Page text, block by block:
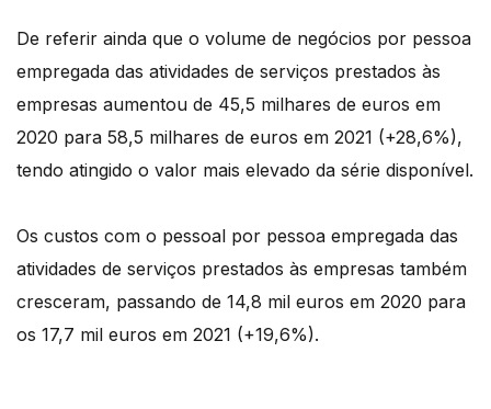
De referir ainda que o volume de negócios por pessoa
empregada das atividades de serviços prestados às
empresas aumentou de 45,5 milhares de euros em
2020 para 58,5 milhares de euros em 2021 (+28,6%),
tendo atingido o valor mais elevado da série disponível.
Os custos com o pessoal por pessoa empregada das
atividades de serviços prestados às empresas também
cresceram, passando de 14,8 mil euros em 2020 para
os 17,7 mil euros em 2021 (+19,6%).